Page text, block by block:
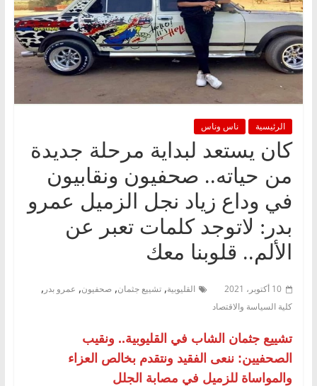
الرئيسية ناس وناس
كان يستعد لبداية مرحلة جديدة
من حياته.. صحفيون ونقابيون
في وداع زياد نجل الزميل عمرو
بدر: لاتوجد كلمات تعبر عن
الألم.. قلوبنا معك
10 أكتوبر، 2021 القليوبية, تشييع جثمان, صحفيون, عمرو بدر ,
كلية السياسة والاقتصاد
تشييع جثمان الشاب في القليوبية.. ونقيب
الصحفيين: ننعى الفقيد ونتقدم بخالص العزاء
والمواساة للزميل في مصابة الجلل